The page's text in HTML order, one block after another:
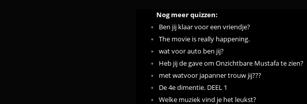
Nog meer quizzen:
Ben jij klaar voor een vriendje?
The movie is really happening.
wat voor auto ben jij?
Heb jij de gave om Onzichtbare Mustafa te zien?
met watvoor japanner trouw jij???
De 4e dimentie. DEEL 1
Welke muziek vind je het leukst?